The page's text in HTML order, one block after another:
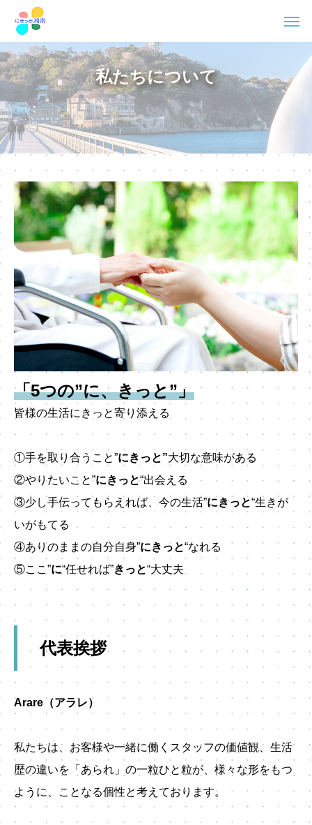
私たちについて
「5つの”に、きっと”」
皆様の生活にきっと寄り添える
①手を取り合うこと”にきっと”大切な意味がある
②やりたいこと”にきっと“出会える
③少し手伝ってもらえれば、今の生活”にきっと“生きが
いがもてる
④ありのままの自分自身”にきっと“なれる
⑤ここ”に“任せれば”きっと“大丈夫
代表挨拶
Arare（アラレ）
私たちは、お客様や一緒に働くスタッフの価値観、生活
歴の違いを「あられ」の一粒ひと粒が、様々な形をもつ
ように、ことなる個性と考えております。